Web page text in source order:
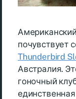
почувствует
Thunderbird
Австралия.
гоночный